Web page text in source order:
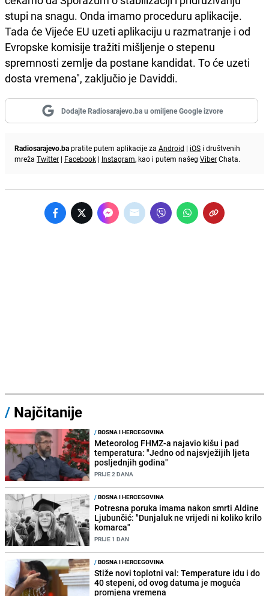
stupi na snagu. Onda imamo proceduru aplikacije.
Tada će Vijeće EU uzeti aplikaciju u razmatranje i od
Evropske komisije tražiti mišljenje o stepenu
spremnosti zemlje da postane kandidat. To će uzeti
dosta vremena", zaključio je Daviddi.
Dodajte Radiosarajevo.ba u omiljene Google izvore
Radiosarajevo.bapratite putem aplikacije za Android | iOS i društvenih
mreža Twitter | Facebook | Instagram, kao i putem našeg ViberChata.
/ Najčitanije
/BOSNA I HERCEGOVINA
Meteorolog FHMZ-a najavio kišu i pad
temperatura: "Jedno od najsvježijih ljeta
posljednjih godina"
PRIJE 2 DANA
/BOSNA I HERCEGOVINA
Potresna poruka imama nakon smrti Aldine
Ljubunčić: "Dunjaluk ne vrijedi ni koliko krilo
komarca"
PRIJE 1 DAN
/BOSNA I HERCEGOVINA
Stiže novi toplotni val: Temperature idu i do
40 stepeni, od ovog datuma je moguća
promjena vremena